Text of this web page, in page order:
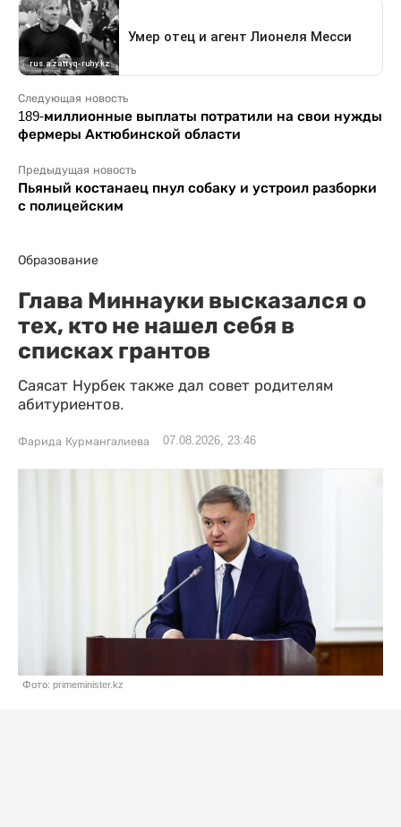
Следующая новость
189-миллионные выплаты потратили на свои нужды
фермеры Актюбинской области
Предыдущая новость
Пьяный костанаец пнул собаку и устроил разборки
с полицейским
Образование
Глава Миннауки высказался о
тех, кто не нашел себя в
списках грантов
Саясат Нурбек также дал совет родителям
абитуриентов.
Фарида Курмангалиева 07.08.2026, 23:46
Фото: primeminister.kz